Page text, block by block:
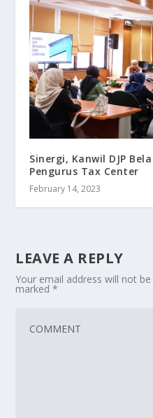
Sinergi, Kanwil DJP
Pengurus Tax Center
February 14, 2023
LEAVE A REPLY
Your email address will not be
marked*